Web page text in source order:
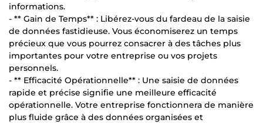
informations.
- ** Gain de Temps** : Libérez-vous du fardeau de la saisie
de données fastidieuse. Vous économiserez un temps
précieux que vous pourrez consacrer à des tâches plus
importantes pour votre entreprise ou vos projets
personnels.
- ** Efficacité Opérationnelle** : Une saisie de données
rapide et précise signifie une meilleure efficacité
opérationnelle. Votre entreprise fonctionnera de manière
plus fluide grâce à des données organisées et